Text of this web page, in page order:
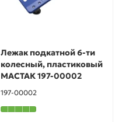
Лежак подкатной 6-ти
колесный, пластиковый
МАСТАК 197-00002
197-00002